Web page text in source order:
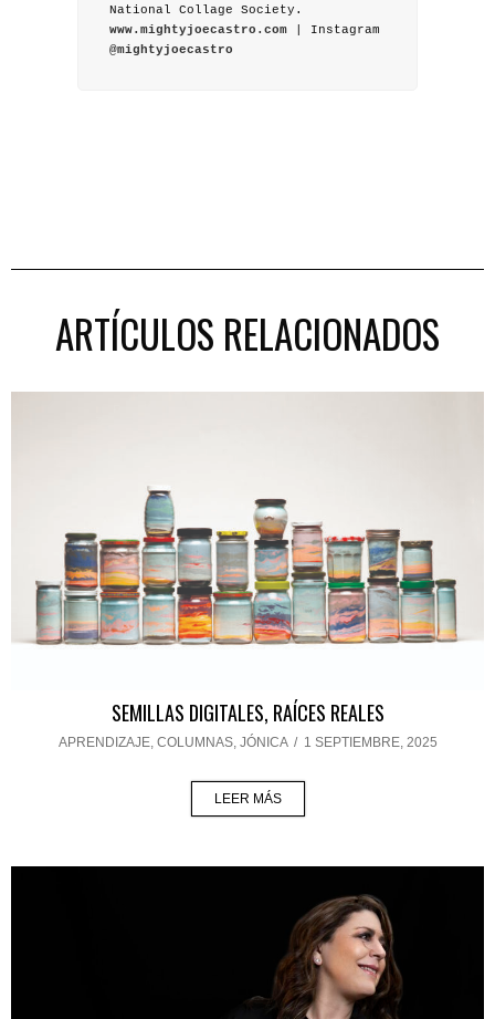
National Collage Society.
www.mightyjoecastro.com
| Instagram
@mightyjoecastro
ARTÍCULOS RELACIONADOS
SEMILLAS DIGITALES, RAÍCES REALES
APRENDIZAJE, COLUMNAS, JÓNICA / 1 SEPTIEMBRE, 2025
LEER MÁS